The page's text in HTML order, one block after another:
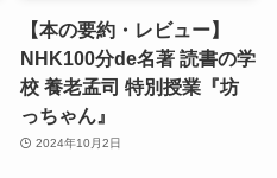
【本の要約・レビュー】
NHK100分de名著 読書の学
校 養老孟司 特別授業『坊
っちゃん』
2024年10月2日